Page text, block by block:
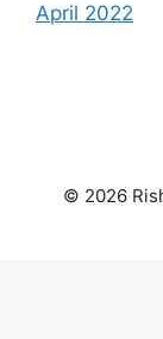
April 2022
© 2026